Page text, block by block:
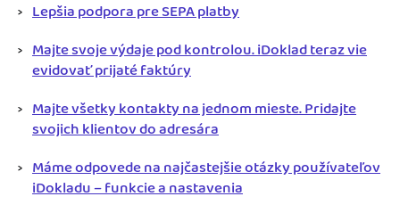
Lepšia podpora pre SEPA platby
Majte svoje výdaje pod kontrolou. iDoklad teraz vie
evidovať prijaté faktúry
Majte všetky kontakty na jednom mieste. Pridajte
svojich klientov do adresára
Máme odpovede na najčastejšie otázky používateľov
iDokladu – funkcie a nastavenia